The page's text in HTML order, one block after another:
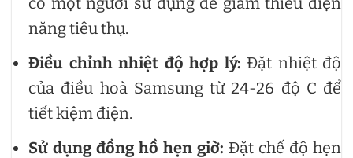
năng tiêu thụ.
Điều chỉnh nhiệt độ hợp lý: Đặt nhiệt độ
của điều hoà Samsung từ 24-26 độ C để
tiết kiệm điện.
Sử dụng đồng hồ hẹn giờ: Đặt chế độ hẹn